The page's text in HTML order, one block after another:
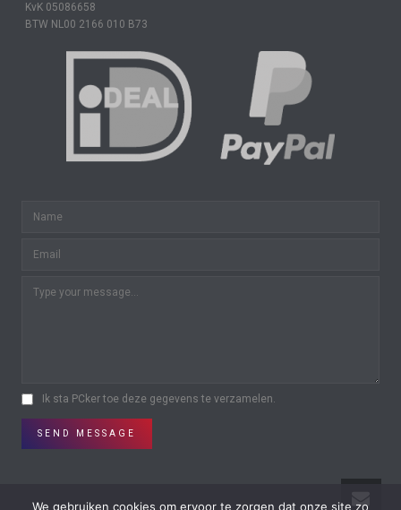
KvK 05086658
BTW NL00 2166 010 B73
Ik sta PCker toe deze gegevens te verzamelen.
SEND MESSAGE
We gebruiken cookies om ervoor te zorgen dat onze site zo